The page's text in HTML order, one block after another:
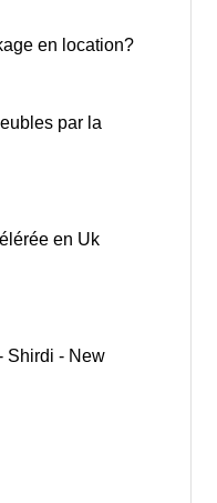
en location?
par la
en Uk
Shirdi - New